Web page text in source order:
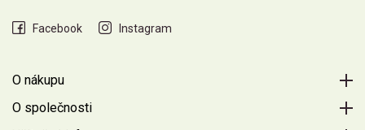
Facebook Instagram
O nákupu
O společnosti